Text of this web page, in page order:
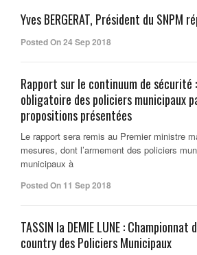
Yves BERGERAT, Président du SNPM
Posted On 24 Sep 2018
Rapport sur le continuum de sécurité
obligatoire des policiers municipaux
propositions présentées
Le rapport sera remis au Premier ministre
mesures, dont l’armement des policiers
municipaux à
Posted On 11 Sep 2018
TASSIN la DEMIE LUNE :
country des Policiers Municipaux